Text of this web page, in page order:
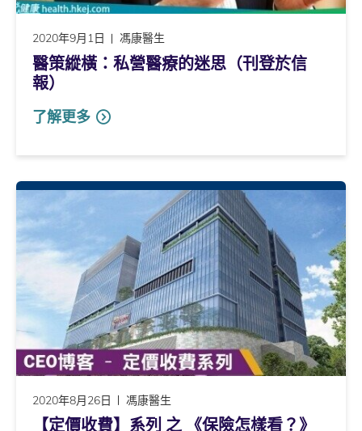
2020年9月1日 馮康醫生
醫策縱橫：私營醫療的迷思（刊登於信
報）
了解更多
2020年8月26日 馮康醫生
【定價收費】系列 之 《保險怎樣看？》